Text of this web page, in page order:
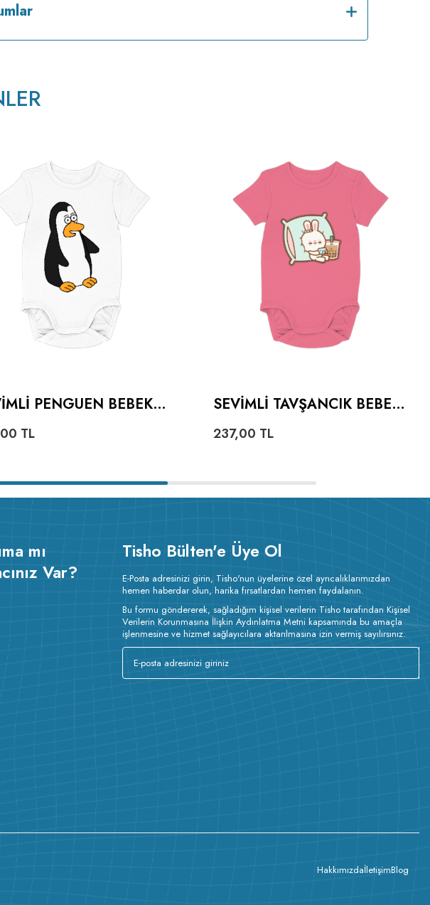
PENGUEN BEBEK
TL
SEVIMLI TAVŞANCIK BEBEK
237,00 TL
mı
Var?
Tisho Bülten'e Üye Ol
E-Posta adresinizi girin, Tisho'nun üyelerine özel ayrıcalıklarımızdan
hemen haberdar olun, harika fırsatlardan hemen faydalanın.
Bu formu göndererek, sağladığım kişisel verilerin Tisho tarafından Kişisel
Verilerin Korunmasına İlişkin Aydınlatma Metni kapsamında bu amaçla
işlenmesine ve hizmet sağlayıcılara aktarılmasına izin vermiş sayılırsınız.
HakkımızdaİletişimBlog